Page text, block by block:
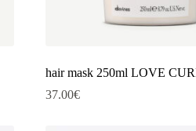
hair mask 250ml LOVE
37.00€